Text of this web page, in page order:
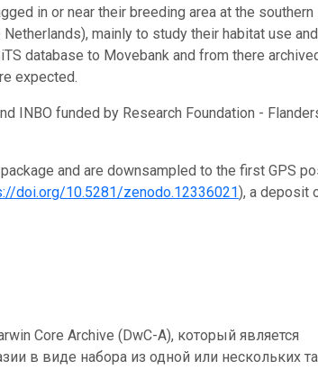
in or near their breeding area at the southern
mainly to study their habitat use and
database to Movebank and from there
expected.
INBO funded by Research Foundation -
package and are downsampled to the first GPS
doi.org/10.5281/zenodo.12336021), a deposit
Core Archive (DwC-A), который является
в виде набора из одной или нескольких